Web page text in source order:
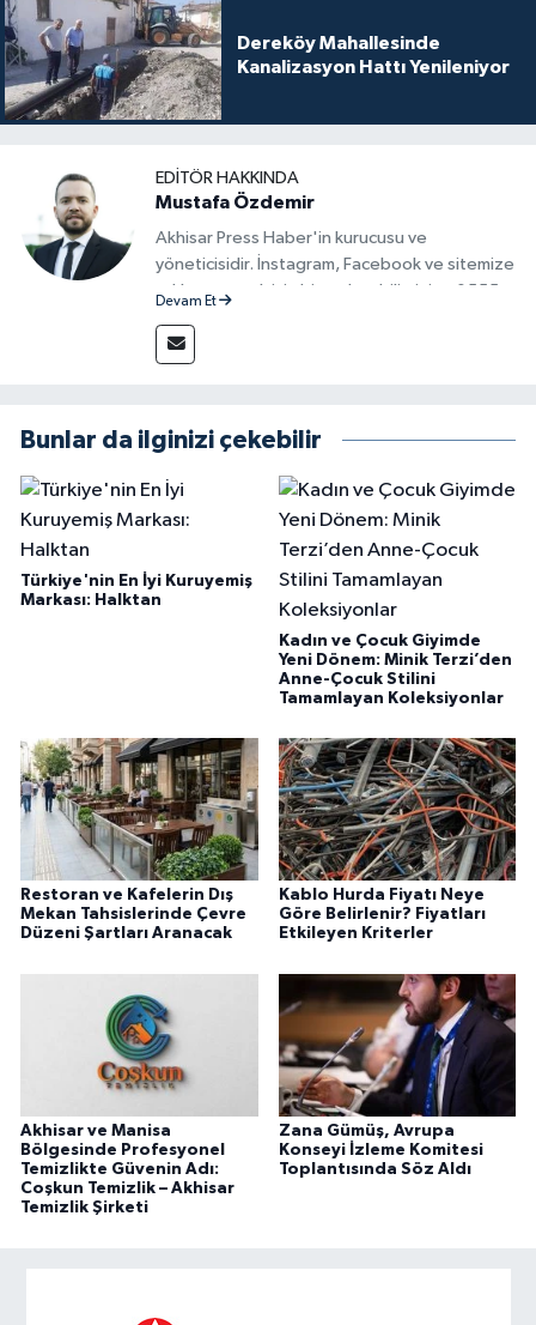
Dereköy Mahallesinde
Kanalizasyon Hattı Yenileniyor
EDITÖR HAKKINDA
Mustafa Özdemir
Akhisar Press Haber'in kurucusu ve
yöneticisidir. İnstagram, Facebook ve sitemize
reklam vermek için bize ulaşabilirsiniz - 0555
Devam Et
Bunlar da ilginizi çekebilir
Türkiye'nin En İyi Kuruyemiş
Markası: Halktan
Kadın ve Çocuk Giyimde
Yeni Dönem: Minik Terzi’den
Anne-Çocuk Stilini
Tamamlayan Koleksiyonlar
Restoran ve Kafelerin Dış
Mekan Tahsislerinde Çevre
Düzeni Şartları Aranacak
Kablo Hurda Fiyatı Neye
Göre Belirlenir? Fiyatları
Etkileyen Kriterler
Akhisar ve Manisa
Bölgesinde Profesyonel
Temizlikte Güvenin Adı:
Coşkun Temizlik – Akhisar
Temizlik Şirketi
Zana Gümüş, Avrupa
Konseyi İzleme Komitesi
Toplantısında Söz Aldı